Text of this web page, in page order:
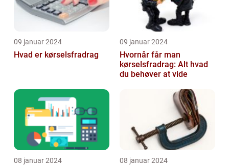
09 januar 2024
Hvad er kørselsfradrag
09 januar 2024
Hvornår får man
kørselsfradrag: Alt hvad
du behøver at vide
08 januar 2024 08 januar 2024